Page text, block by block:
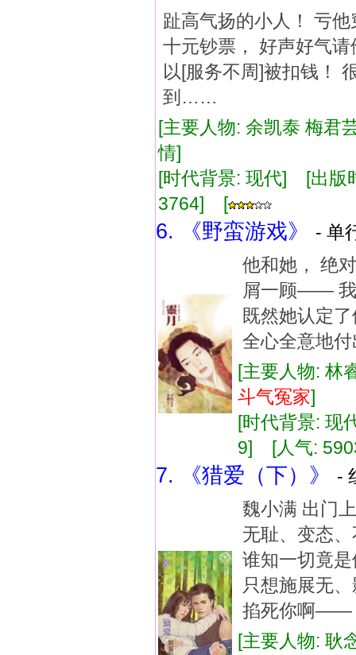
趾高气扬的小人！ 亏
十元钞票， 好声好气
以[服务不周]被扣钱！
到……
[主要人物: 余凯泰 梅
情]
[时代背景: 现代] [出
3764] [
6. 《野蛮游戏》
- 单
他和她， 绝
屑一顾—— 我
既然她认定
全心全意地
[主要人物: 林
斗气冤家]
[时代背景:
9] [人气:
7. 《猎爱（下）》
-
魏小满 出门
无耻、变态
谁知一切竟
只想施展无
掐死你啊——
[主要人物: